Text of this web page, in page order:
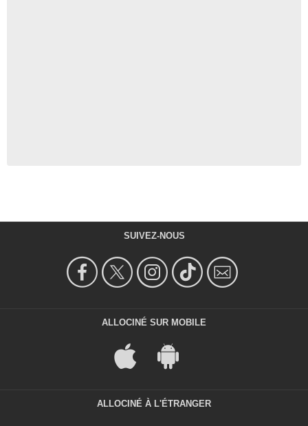
SUIVEZ-NOUS
ALLOCINÉ SUR MOBILE
ALLOCINÉ À L'ÉTRANGER